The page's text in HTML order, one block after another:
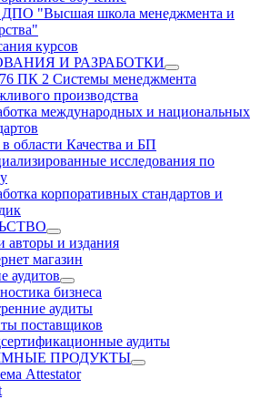
"Высшая школа менеджмента и
курсов
И РАЗРАБОТКИ
ПК 2 Системы менеджмента
производства
международных и национальных
области Качества и БП
исследования по
корпоративных стандартов и
авторы и издания
магазин
аудитов
бизнеса
аудиты
поставщиков
аудиты
ПРОДУКТЫ
Attestator